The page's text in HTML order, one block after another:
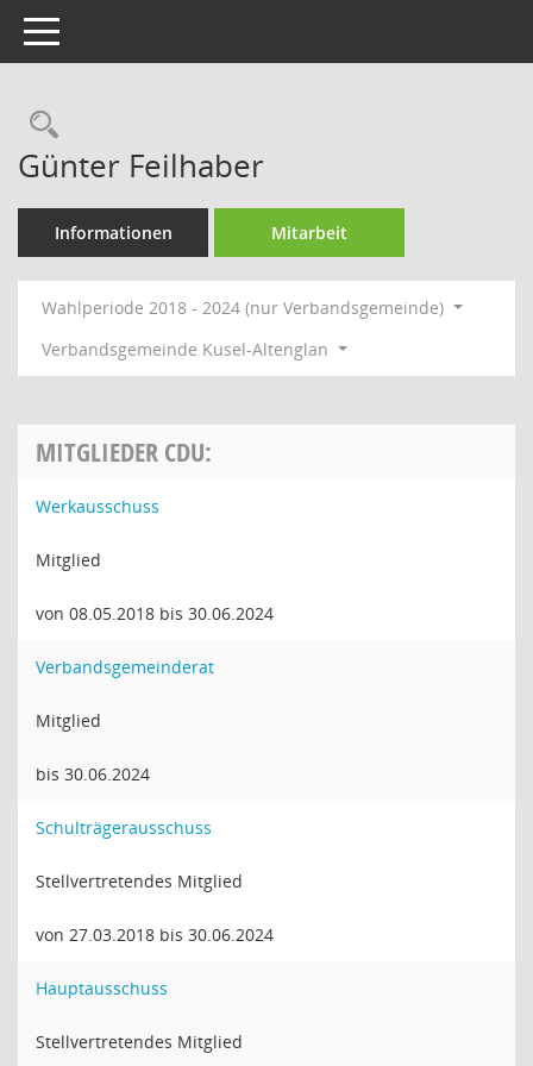
Toggle navigation
Rechercheauswahl
Günter Feilhaber
Informationen Mitarbeit
Wahlperiode 2018 - 2024 (nur Verbandsgemeinde)
Verbandsgemeinde Kusel-Altenglan
MITGLIEDER CDU:
Werkausschuss
Mitglied
von 08.05.2018 bis 30.06.2024
Verbandsgemeinderat
Mitglied
bis 30.06.2024
Schulträgerausschuss
Stellvertretendes Mitglied
von 27.03.2018 bis 30.06.2024
Hauptausschuss
Stellvertretendes Mitglied